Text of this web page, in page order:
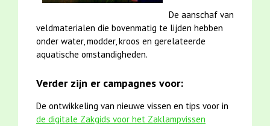
De aanschaf van
veldmaterialen die bovenmatig te lijden hebben
onder water, modder, kroos en gerelateerde
aquatische omstandigheden.
Verder zijn er campagnes voor:
De ontwikkeling van nieuwe vissen en tips voor in
de digitale Zakgids voor het Zaklampvissen